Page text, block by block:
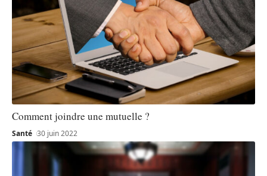
Comment joindre une mutuelle ?
Santé 30 juin 2022